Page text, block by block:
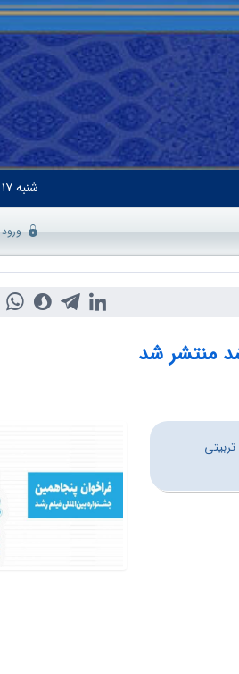
شنبه۱۷ اَمرداد ۱۴۰۵
ورود
منتشر شد